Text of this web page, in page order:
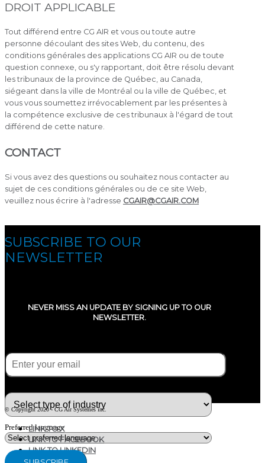
DROIT APPLICABLE
Tout différend entre CG AIR et vous ou toute autre
personne découlant des sites Web, du contenu, des
conditions générales des applications CG AIR ou de toute
question connexe, ou s'y rapportant, doit être résolu devant
les tribunaux de la province de Québec, au Canada,
siégeant dans la ville de Montréal ou la ville de Québec, et
vous vous soumettez irrévocablement par les présentes à
la compétence exclusive de ces tribunaux à l'égard de tout
différend de cette nature.
CONTACT
Si vous avez des questions ou souhaitez nous contacter au
sujet de ces conditions générales ou de ce site Web,
veuillez nous écrire à l'adresse CGAIR@CGAIR.COM
SUBSCRIBE TO OUR
NEWSLETTER
NEVER MISS AN UPDATE BY SIGNING UP TO OUR
NEWSLETTER.
Preferred language
© Copyright 2020 - CG Air Systèmes inc.
LINK TO X
LINK TO FACEBOOK
LINK TO LINKEDIN